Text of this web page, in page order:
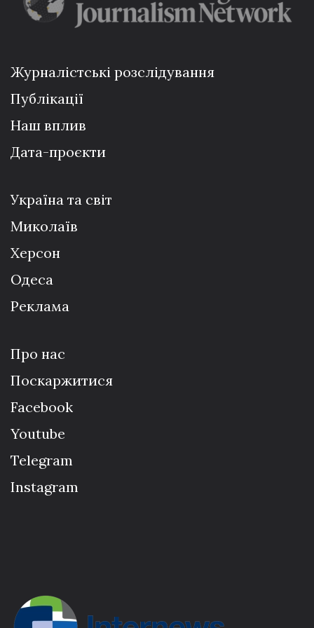
Журналістські розслідування
Публікації
Наш вплив
Дата-проєкти
Україна та світ
Миколаїв
Херсон
Одеса
Реклама
Про нас
Поскаржитися
Facebook
Youtube
Telegram
Instagram